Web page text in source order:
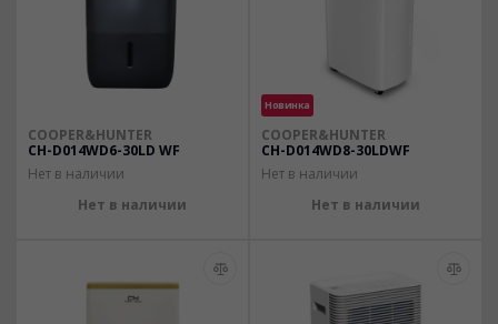
COOPER&HUNTER
CH-D014WD6-30LD WF
Нет в наличии
Нет в наличии
Новинка
COOPER&HUNTER
CH-D014WD8-30LDWF
Нет в наличии
Нет в наличии